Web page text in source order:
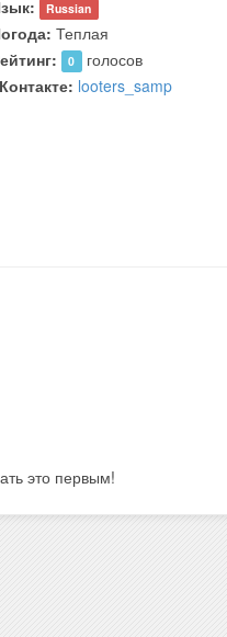
Russian
Теплая
0 голосов
looters_samp
это первым!